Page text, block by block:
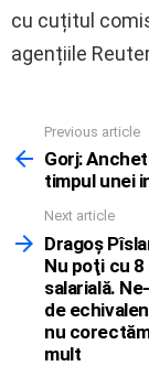
cu cuțitul
agențiile
more
Previous article
Gorj:
timpul unei
Next article
Dragoş
Nu poţi cu
salarială.
de
nu
mult